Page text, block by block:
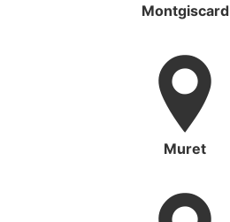
Montgiscard
Muret